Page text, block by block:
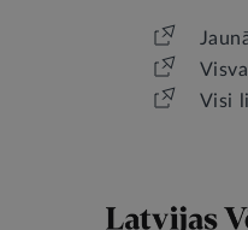
Visi